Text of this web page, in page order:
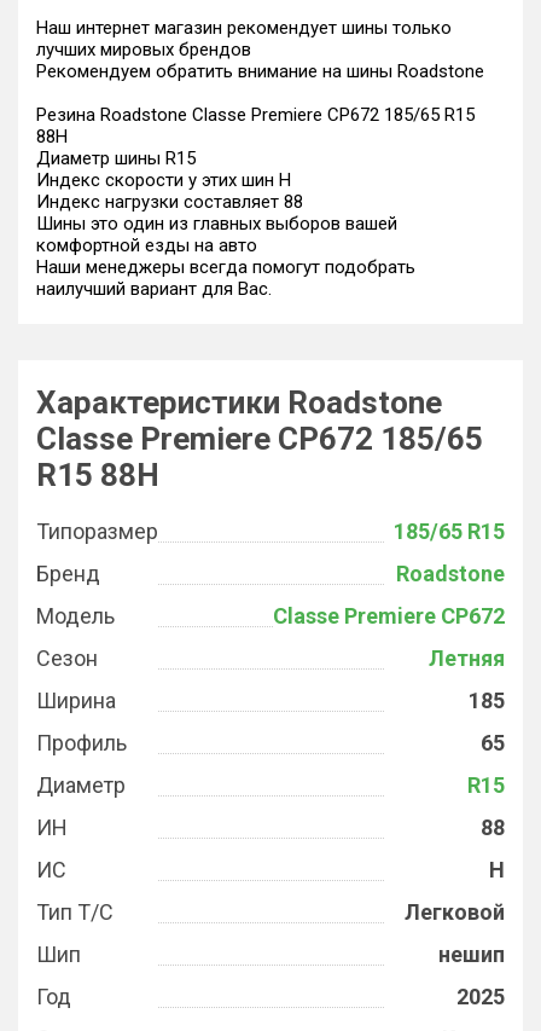
Наш интернет магазин рекомендует шины только
лучших мировых брендов
Рекомендуем обратить внимание на шины Roadstone
Резина Roadstone Classe Premiere CP672 185/65 R15
88H
Диаметр шины R15
Индекс скорости у этих шин H
Индекс нагрузки составляет 88
Шины это один из главных выборов вашей
комфортной езды на авто
Наши менеджеры всегда помогут подобрать
наилучший вариант для Вас.
Характеристики Roadstone
Classe Premiere CP672 185/65
R15 88H
Типоразмер
185/65 R15
Бренд
Roadstone
Модель
Classe Premiere CP672
Сезон
Летняя
Ширина
185
Профиль
65
Диаметр
R15
ИН
88
ИС
H
Тип Т/С
Легковой
Шип
нешип
Год
2025